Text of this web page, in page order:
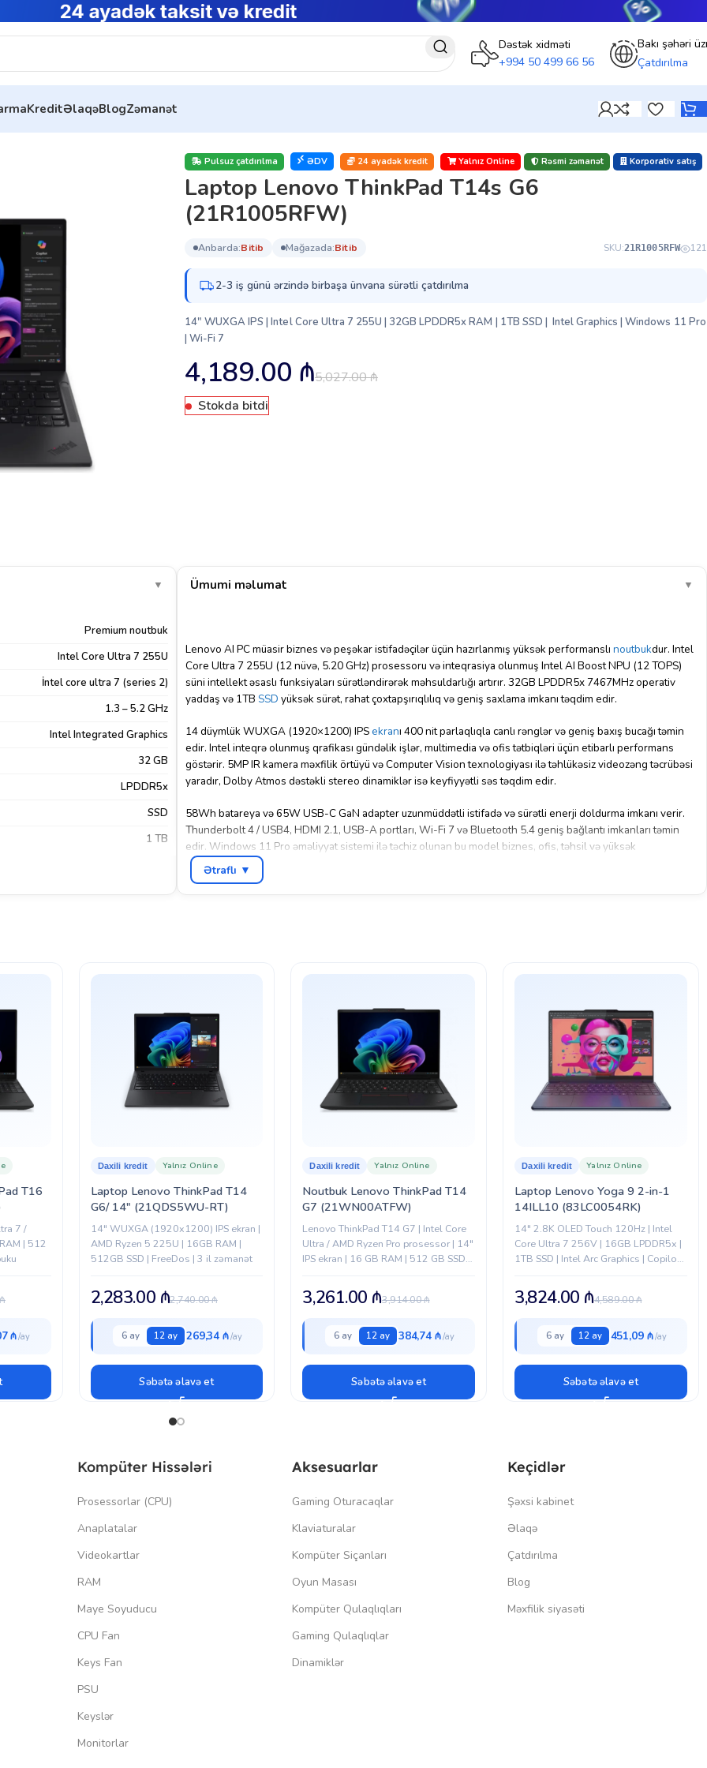
Dəstək xidməti
+994 50 499 66 56
Bakı şəhəri
Çatdırılma
KreditƏlaqəBlogZəmanət
Pulsuz çatdırılma ƏDV 24 ayadək kredit Yalnız Online Rəsmi zəmanət Korporativ satış
Laptop Lenovo ThinkPad T14s G6
(21R1005RFW)
anbarda: bi̇ti̇b mağazada: bi̇ti̇b SKU:21R1005RFW 121
2-3 iş günü ərzində birbaşa ünvana sürətli çatdırılma
14″ WUXGA IPS | Intel Core Ultra 7 255U | 32GB LPDDR5x RAM | 1TB SSD | Intel Graphics | Windows 11 Pro
| Wi-Fi 7
5,027.00₼
4,189.00 ₼
Stokda bitdi
▼
Premium noutbuk
Intel Core Ultra 7 255U
İntel core ultra 7 (series 2)
1.3 – 5.2 GHz
Intel Integrated Graphics
32 GB
LPDDR5x
SSD
1 TB
Xeyr
Qara
Lenovo
Ümumi məlumat ▼
Lenovo AI PC müasir biznes və peşəkar istifadəçilər üçün hazırlanmış yüksək performanslı noutbukdur. Intel
Core Ultra 7 255U (12 nüvə, 5.20 GHz) prosessoru və inteqrasiya olunmuş Intel AI Boost NPU (12 TOPS)
süni intellekt əsaslı funksiyaları sürətləndirərək məhsuldarlığı artırır. 32GB LPDDR5x 7467MHz operativ
yaddaş və 1TB SSD yüksək sürət, rahat çoxtapşırıqlılıq və geniş saxlama imkanı təqdim edir.
14 düymlük WUXGA (1920×1200) IPSekranı 400 nit parlaqlıqla canlı rənglər və geniş baxış bucağı təmin
edir. Intel inteqrə olunmuş qrafikası gündəlik işlər, multimedia və ofis tətbiqləri üçün etibarlı performans
göstərir. 5MP IR kamera məxfilik örtüyü və Computer Vision texnologiyası ilə təhlükəsiz videozəng təcrübəsi
yaradır, Dolby Atmos dəstəkli stereo dinamiklər isə keyfiyyətli səs təqdim edir.
58Wh batareya və 65W USB-C GaN adapter uzunmüddətli istifadə və sürətli enerji doldurma imkanı verir.
Thunderbolt 4 / USB4, HDMI 2.1, USB-A portları, Wi-Fi 7 və Bluetooth 5.4 geniş bağlantı imkanları təmin
edir. Windows 11 Pro əməliyyat sistemi ilə təchiz olunan bu model biznes, ofis, təhsil və yüksək
məhsuldarlıq tələb edən gündəlik istifadə üçün ideal seçimdir.
Ətraflı ▼
T16
7 /
| 512
₼
₼
Laptop Lenovo ThinkPad T14
G6/ 14″ (21QDS5WU-RT)
Daxili kredit Yalnız Online
14" WUXGA (1920x1200) IPS ekran |
AMD Ryzen 5 225U | 16GB RAM |
512GB SSD | FreeDos | 3 il zəmanət
2,740.00₼
2,283.00 ₼
6 ay 12 ay 269,34 ₼
Səbətə əlavə et
Noutbuk Lenovo ThinkPad T14
G7 (21WN00ATFW)
Daxili kredit Yalnız Online
Lenovo ThinkPad T14 G7 | Intel Core
Ultra / AMD Ryzen Pro prosessor | 14″
IPS ekran | 16 GB RAM | 512 GB SSD |
3,914.00₼
3,261.00 ₼
6 ay 12 ay 384,74 ₼
Səbətə əlavə et
Laptop Lenovo Yoga 9 2-in-1
14ILL10 (83LC0054RK)
Daxili kredit Yalnız Online
14" 2.8K OLED Touch 120Hz | Intel
Core Ultra 7 256V | 16GB LPDDR5x |
1TB SSD | Intel Arc Graphics | Copilot+
4,589.00₼
3,824.00 ₼
6 ay 12 ay 451,09 ₼
Səbətə əlavə et
Kompüter Hissələri
Prosessorlar (CPU)
Anaplatalar
Videokartlar
RAM
Maye Soyuducu
CPU Fan
Keys Fan
PSU
Keyslər
Monitorlar
Aksesuarlar
Gaming Oturacaqlar
Klaviaturalar
Kompüter Siçanları
Oyun Masası
Kompüter Qulaqlıqları
Gaming Qulaqlıqlar
Dinamiklər
Keçidlər
Şəxsi kabinet
Əlaqə
Çatdırılma
Blog
Məxfilik siyasəti